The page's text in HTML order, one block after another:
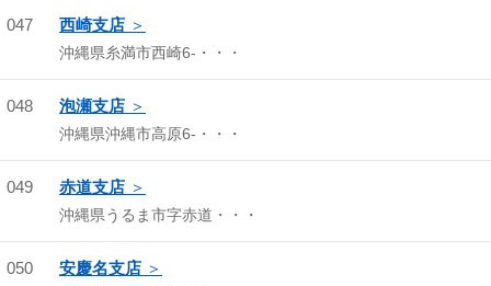
047 西崎支店
沖縄県糸満市西崎6-・・・
048 泡瀬支店
沖縄県沖縄市高原6-・・・
049 赤道支店
沖縄県うるま市字赤道・・・
050 安慶名支店